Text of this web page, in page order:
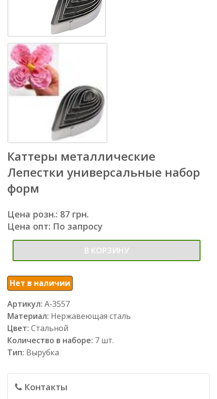
Каттеры металлические
Лепестки универсальные набор
форм
Цена розн.: 87 грн.
Цена опт: По запросу
В КОРЗИНУ
Нет в наличии
Артикул: А-3557
Материал: Нержавеющая сталь
Цвет: Стальной
Количество в наборе: 7 шт.
Тип: Вырубка
Контакты